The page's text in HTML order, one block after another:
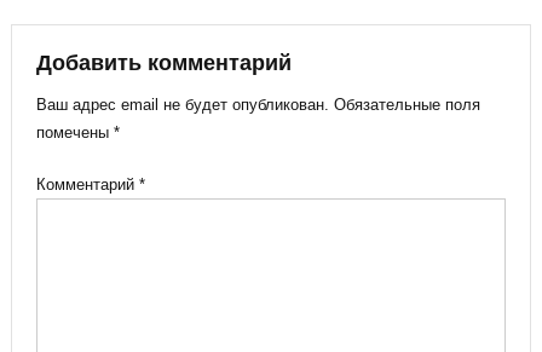
Добавить комментарий
Ваш адрес email не будет опубликован. Обязательные поля
помечены *
Комментарий *